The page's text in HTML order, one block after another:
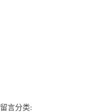
留言分类: